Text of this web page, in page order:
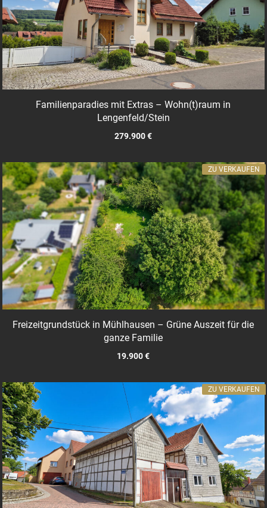
Familienparadies mit Extras – Wohn(t)raum in
Lengenfeld/Stein
279.900 €
Freizeitgrundstück in Mühlhausen – Grüne Auszeit für die
ganze Familie
19.900 €
ZU VERKAUFEN
ZU VERKAUFEN